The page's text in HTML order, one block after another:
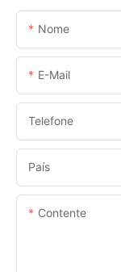
Nome
E-Mail
Telefone
País
Contente